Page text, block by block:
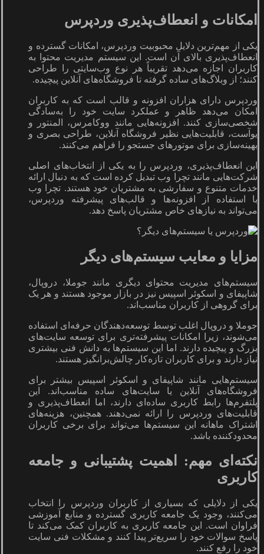
امکانات و انعطاف‌پذیری وردپرس
یکی از مهم‌ترین دلایل محبوبیت وردپرس، امکانات گسترده و
انعطاف‌پذیری بالای آن است. این سیستم مدیریت محتوا به
کاربران اجازه می‌دهد تقریباً هر نوع وب‌سایتی را طراحی
کنند؛ از وبلاگ‌های ساده گرفته تا فروشگاه‌های آنلاین پیچیده.
وردپرس دارای هزاران افزونه و قالب است که به کاربران
امکان می‌دهد ظاهر و عملکرد سایت خود را به‌سادگی
شخصی‌سازی کنند. افزونه‌هایی مانند ووکامرس، المنتور و
یوآست، قابلیت‌هایی نظیر فروشگاه آنلاین، طراحی بصری و
بهینه‌سازی برای موتورهای جستجو را فراهم می‌کنند.
این انعطاف‌پذیری، وردپرس را به یکی از انتخاب‌های اصلی
شرکت‌هایی مانند تچرا وب تبدیل کرده است که به دنبال ارائه
خدمات متنوع و سفارشی به مشتریان خود هستند. تچرا وب
با استفاده از افزونه‌ها و قالب‌های پیشرفته وردپرس،
می‌تواند به نیازهای خاص مشتریان پاسخ دهد.
مزایا و معایب سیستم‌های دیگر
سیستم‌های مدیریت محتوای دیگری مانند جوملا، دروپال،
شاپیفای و اسکوئر اسپیس نیز در بازار موجود هستند و هر یک
برای گروهی از کاربران مناسب‌اند.
جوملا و دروپال اغلب توسط توسعه‌دهندگان حرفه‌ای استفاده
می‌شوند، زیرا امکانات پیشرفته‌تری برای توسعه سایت‌های
بزرگ و پیچیده دارند. اما این سیستم‌ها به دانش فنی بیشتری
نیاز دارند و برای کاربران تازه‌کار چالش‌برانگیز هستند.
سیستم‌هایی مانند شاپیفای و اسکوئر اسپیس بیشتر برای
فروشگاه‌های آنلاین یا سایت‌های ساده مناسب‌اند. این
پلتفرم‌ها رابط کاربری ساده‌ای دارند، اما انعطاف‌پذیری و
قابلیت‌های وردپرس را ارائه نمی‌دهند. همچنین، هزینه‌های
اشتراک ماهانه این سیستم‌ها می‌تواند برای برخی کاربران
محدودکننده باشد.
نکته‌ای مهم: اهمیت پشتیبانی و جامعه
کاربری
یکی از دلایلی که بسیاری از کاربران وردپرس را انتخاب
می‌کنند، وجود یک جامعه کاربری گسترده و منابع آموزشی
فراوان است. این جامعه کاربری به کاربران کمک می‌کند تا
پاسخ سوالات خود را سریع‌تر پیدا کنند و مشکلات فنی سایت
خود را رفع کنند.